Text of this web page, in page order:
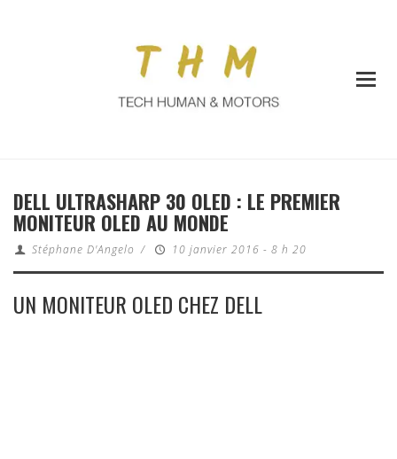
DELL ULTRASHARP 30 OLED : LE PREMIER
MONITEUR OLED AU MONDE
Stéphane D'Angelo / 10 janvier 2016 - 8 h 20
UN MONITEUR OLED CHEZ DELL